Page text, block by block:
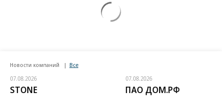
Новости компаний Все
07.08.2026
STONE
07.08.2026
ПАО ДОМ.РФ